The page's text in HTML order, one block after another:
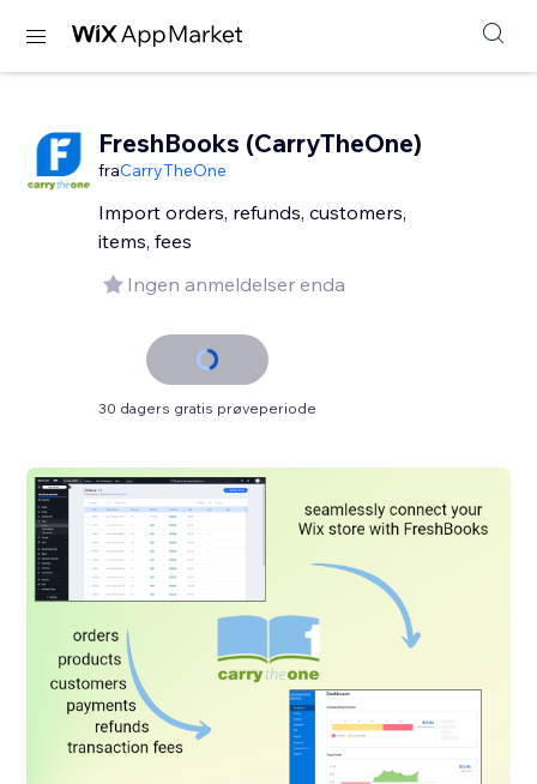
FreshBooks (CarryTheOne)
fraCarryTheOne
Import orders, refunds, customers,
items, fees
Ingen anmeldelser enda
30 dagers gratis prøveperiode